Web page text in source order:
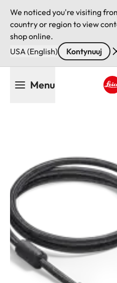
We noticed you're visiting
country or region to view
shop online.
USA (English)
Kontynuuj
Menu